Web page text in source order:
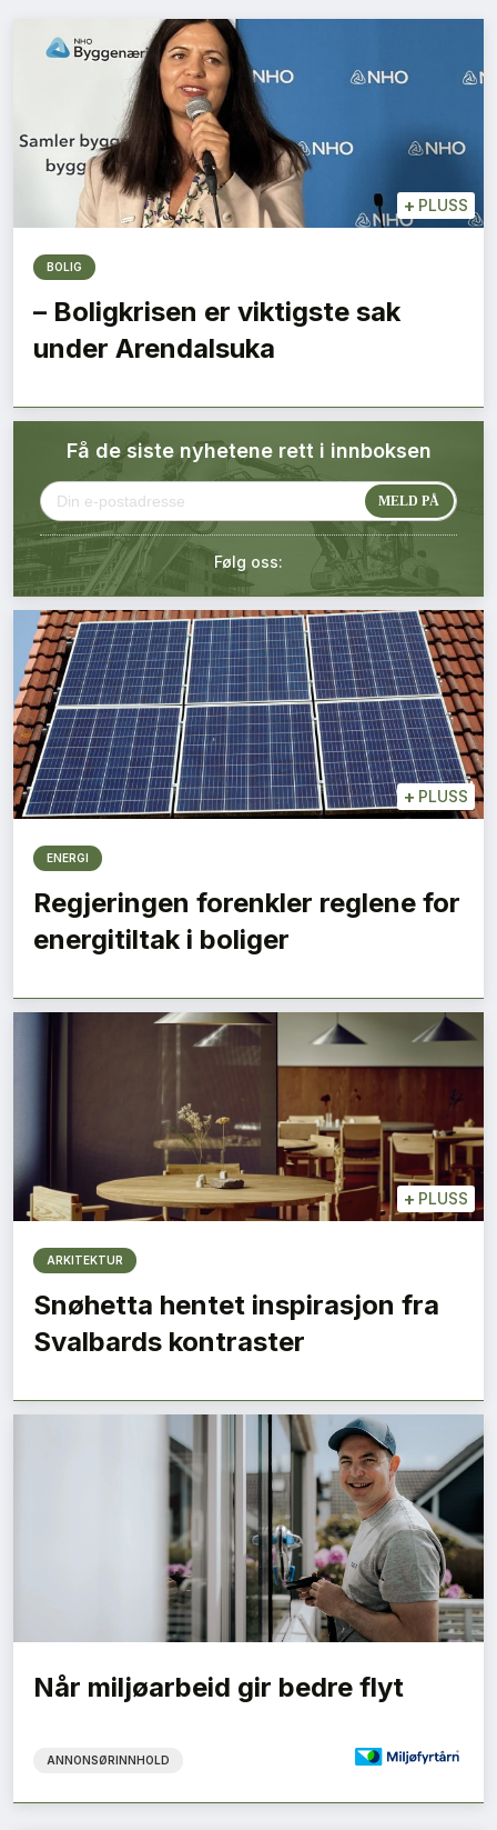
Eiendom
Tips redaksjonen
Annonsering
Abonnement Pluss
Kontakt oss
Login
+ PLUSS
BOLIG
– Boligkrisen er viktigste sak
under Arendalsuka
Få de siste nyhetene rett i innboksen
Følg oss:
+ PLUSS
ENERGI
Regjeringen forenkler reglene for
energitiltak i boliger
+ PLUSS
ARKITEKTUR
Snøhetta hentet inspirasjon fra
Svalbards kontraster
Når miljøarbeid gir bedre flyt
ANNONSØRINNHOLD